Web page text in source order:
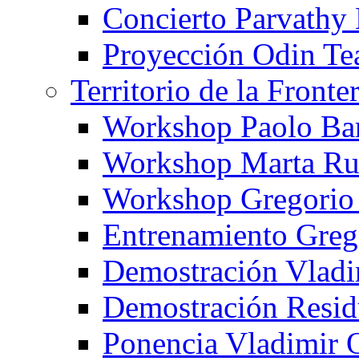
Concierto Parvathy
Proyección Odin
Territorio de la
Workshop Paolo
Workshop Marta
Workshop
Entrenamiento
Demostración
Demostración
Ponencia Vladimir